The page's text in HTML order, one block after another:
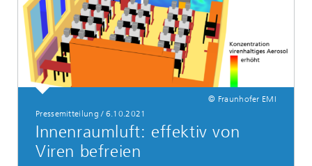
© Fraunhofer EMI
Pressemitteilung/ 6.10.2021
Innenraumluft: effektiv von
Viren befreien